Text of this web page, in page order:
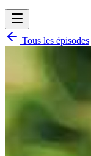
Tous les épisodes